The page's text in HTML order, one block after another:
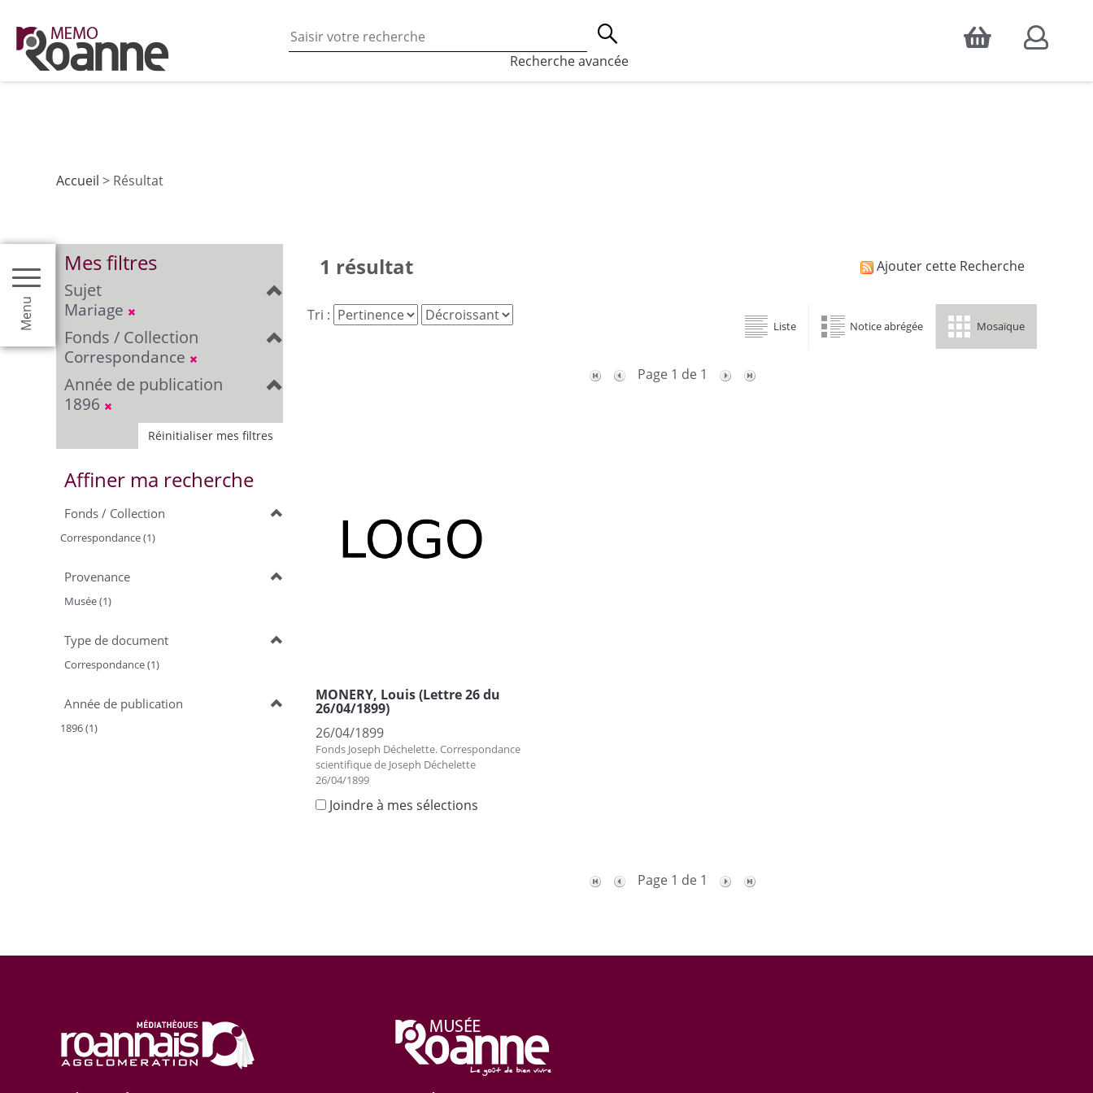
Accepter
En poursuivant votre navigation sur ce site vous acceptez l’utilisation des cookies, qui sont utilisés à des fins de statistiques d'audience, ainsi que pour
les fonctionnalités de partages de contenu sur les réseaux sociaux.
Recherche avancée
Menu
Accueil > Résultat
Mes filtres
Sujet
Mariage
Fonds / Collection
Correspondance
Année de publication
1896
Réinitialiser mes filtres
Affiner ma recherche
Fonds / Collection
Correspondance (1)
Provenance
Musée (1)
Type de document
Correspondance (1)
Année de publication
1896 (1)
1 résultat Ajouter cette Recherche
Tri :
Liste Notice abrégée Mosaïque
Page 1 de 1
MONERY, Louis (Lettre 26 du
26/04/1899)
26/04/1899
Fonds Joseph Déchelette. Correspondance
scientifique de Joseph Déchelette
26/04/1899
Joindre à mes sélections
Page 1 de 1